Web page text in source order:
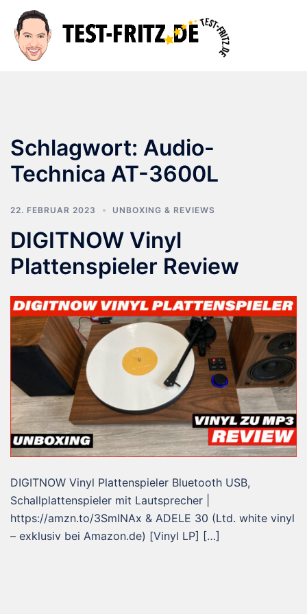
Inhalt
springen
Schlagwort: Audio-
Technica AT-3600L
22. FEBRUAR 2023 UNBOXING & REVIEWS
DIGITNOW Vinyl
Plattenspieler Review
DIGITNOW Vinyl Plattenspieler Bluetooth USB,
Schallplattenspieler mit Lautsprecher |
https://amzn.to/3SmINAx & ADELE 30 (Ltd. white vinyl
– exklusiv bei Amazon.de) [Vinyl LP] […]